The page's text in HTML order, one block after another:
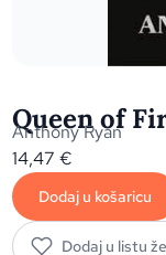
Queen of
Anthony Ryan
14,47€
Dodaj u košaricu
Dodaj u listu